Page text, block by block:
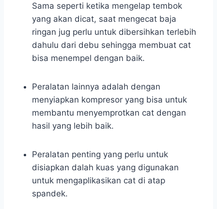
Sama seperti ketika mengelap tembok
yang akan dicat, saat mengecat baja
ringan jug perlu untuk dibersihkan terlebih
dahulu dari debu sehingga membuat cat
bisa menempel dengan baik.
Peralatan lainnya adalah dengan
menyiapkan kompresor yang bisa untuk
membantu menyemprotkan cat dengan
hasil yang lebih baik.
Peralatan penting yang perlu untuk
disiapkan dalah kuas yang digunakan
untuk mengaplikasikan cat di atap
spandek.